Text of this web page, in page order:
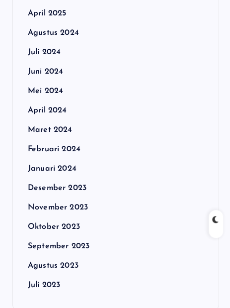
April 2025
Agustus 2024
Juli 2024
Juni 2024
Mei 2024
April 2024
Maret 2024
Februari 2024
Januari 2024
Desember 2023
November 2023
Oktober 2023
September 2023
Agustus 2023
Juli 2023